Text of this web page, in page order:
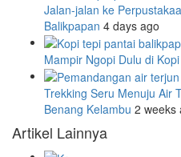
Jalan-jalan ke
Balikpapan 4 days ago
Mampir Ngopi Dulu di
Trekking Seru Menuju Air
Benang Kelambu 2 weeks
Artikel Lainnya